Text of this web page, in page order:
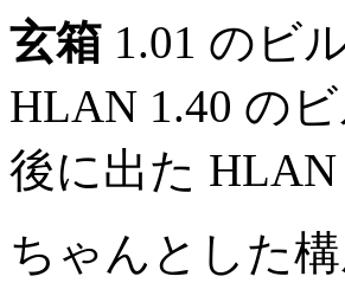
玄箱 1.01 のビ
HLAN 1.40 の
後に出た
ちゃんとした